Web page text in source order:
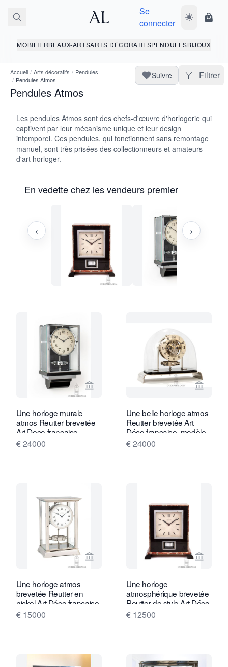
Se
connecter
Basculer le
MOBILIERBEAUX-ARTSARTS DÉCORATIFSPENDULESBIJOUX
Accueil / Arts décoratifs / Pendules
/ Pendules Atmos
Pendules Atmos
Suivre Filtrer
Les pendules Atmos sont des chefs-d'œuvre d'horlogerie qui
captivent par leur mécanisme unique et leur design
intemporel. Ces pendules, qui fonctionnent sans remontage
manuel, sont très prisées des collectionneurs et amateurs
d'art horloger.
En vedette chez les vendeurs premier
‹ ›
Voir la page vendeur de Gude & Meis
Une horloge murale
atmos Reutter brevetée
Art Deco française,
modèle RM1, vers 1934.
€ 24000
Voir la
Une belle horloge atmos
Reutter brevetée Art
Déco française, modèle
P01, vers 1935.
€ 24000
Voir la page vendeur de Gude & Meis
Une horloge atmos
brevetée Reutter en
nickel Art Déco française,
vers 1933.
€ 15000
Voir la
Une horloge
atmosphérique brevetée
Reutter de style Art Déco
en marbre français, vers
€ 12500